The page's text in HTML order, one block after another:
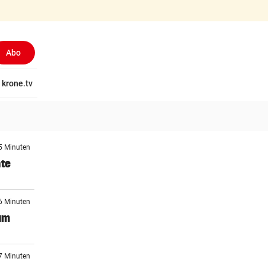
Abo
krone.tv
Minuten
Minuten
Minuten